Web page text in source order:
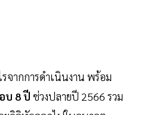
จากการดำเนินงาน พร้อม
บ 8 ปี ช่วงปลายปี 2566 รวม